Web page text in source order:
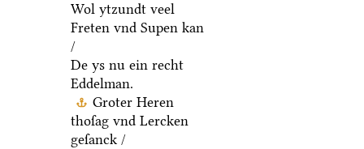
Wol ytzundt veel
Freten vnd Supen kan
/
De ys nu ein recht
Eddelman.
Groter Heren
thoſag vnd Lercken
geſanck /